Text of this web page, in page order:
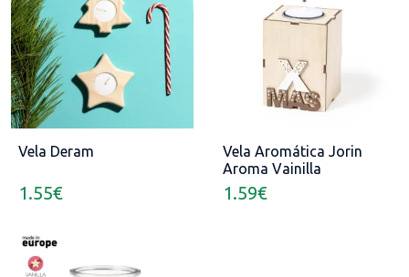
Vela Deram
1.55€
Vela Aromática Jorin
Aroma Vainilla
1.59€